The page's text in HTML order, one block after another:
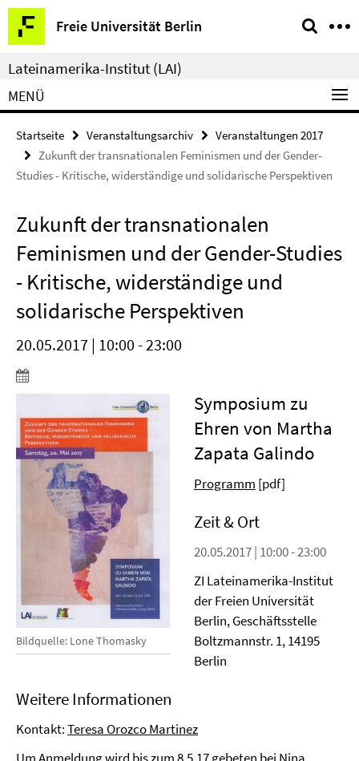
Springe
direkt
zu
Inhalt
Freie Universität Berlin
Service-
Navigation
Lateinamerika-Institut (LAI)
MENÜ
Startseite Veranstaltungsarchiv
Veranstaltungen 2017
Zukunft der transnationalen Feminismen und der Gender-
Studies - Kritische, widerständige und solidarische Perspektiven
Zukunft der transnationalen
Feminismen und der Gender-Studies
- Kritische, widerständige und
solidarische Perspektiven
20.05.2017 | 10:00 - 23:00
Bildquelle: Lone Thomasky
Symposium zu
Ehren von Martha
Zapata Galindo
Programm [pdf]
Zeit & Ort
20.05.2017 | 10:00 - 23:00
ZI Lateinamerika-Institut
der Freien Universität
Berlin, Geschäftsstelle
Boltzmannstr. 1, 14195
Berlin
Weitere Informationen
Kontakt:Teresa Orozco Martinez